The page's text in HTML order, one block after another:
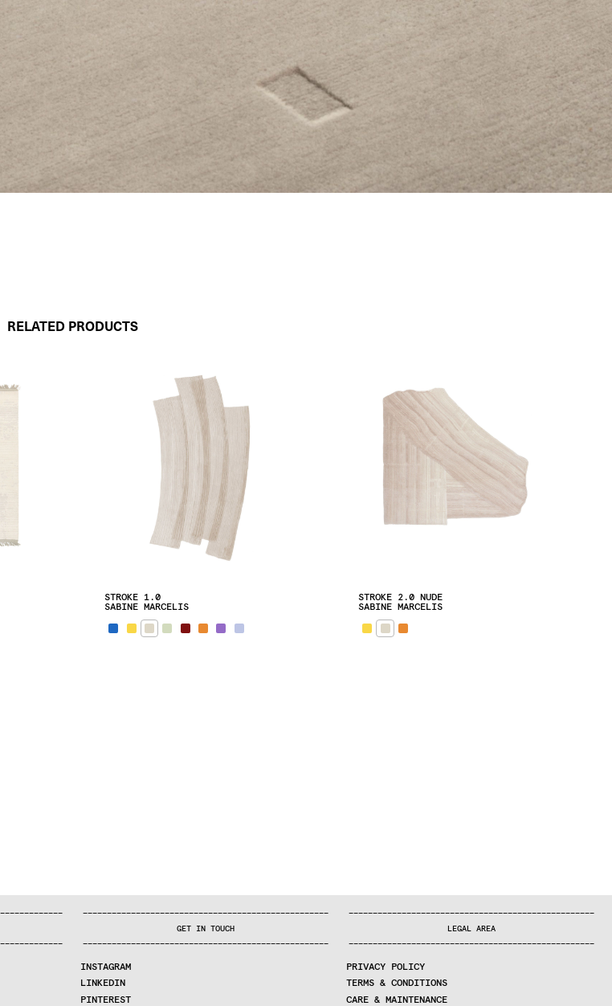
RELATED PRODUCTS
STROKE 1.0
SABINE MARCELIS
STROKE 2.0 NUDE
SABINE MARCELIS
—————————————
—————————————
———————————————————————————————————————————————————
GET IN TOUCH
———————————————————————————————————————————————————
INSTAGRAM
LINKEDIN
PINTEREST
———————————————————————————————————————————————————
LEGAL AREA
———————————————————————————————————————————————————
PRIVACY POLICY
TERMS & CONDITIONS
CARE & MAINTENANCE